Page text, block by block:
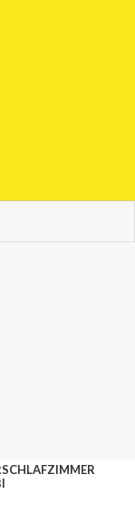
SCHLAFZIMMER